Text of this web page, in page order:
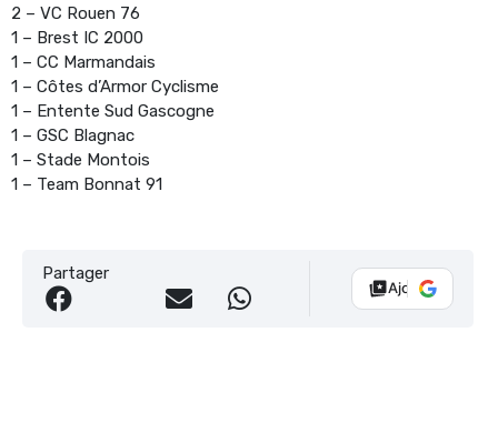
2 – VC Rouen 76
1 – Brest IC 2000
1 – CC Marmandais
1 – Côtes d’Armor Cyclisme
1 – Entente Sud Gascogne
1 – GSC Blagnac
1 – Stade Montois
1 – Team Bonnat 91
Partager
Ajouter Vélo